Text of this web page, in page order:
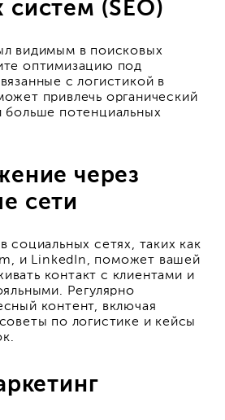
(SEO)
видимым в поисковых
оптимизацию под
с логистикой в
привлечь органический
больше потенциальных
через
сети
социальных сетях, таких как
и LinkedIn, поможет вашей
контакт с клиентами и
Регулярно
контент, включая
по логистике и кейсы